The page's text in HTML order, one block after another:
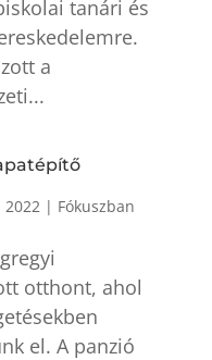
tanári és
a
| Fókuszban
otthont, ahol
el. A panzió